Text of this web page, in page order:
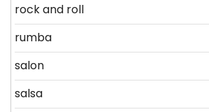
rock and roll
rumba
salon
salsa